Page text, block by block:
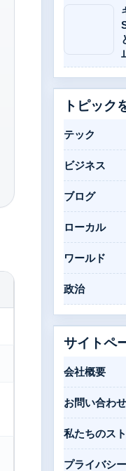
トピック
テック
ビジネス
ブログ
ローカル
ワールド
政治
サイトペ
会社概要
お問い合わせ
私たちのス
プライバシ